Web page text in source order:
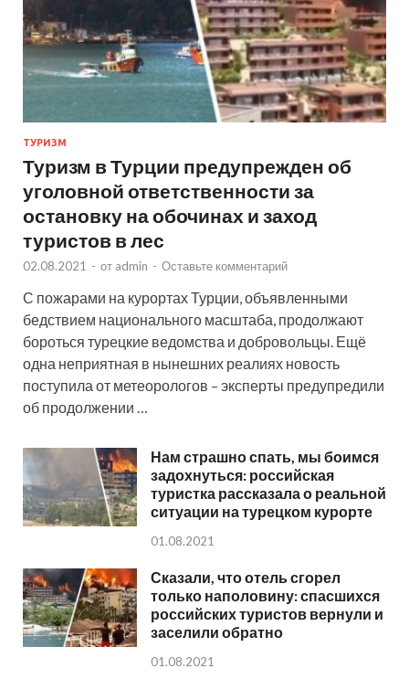
ТУРИЗМ
Туризм в Турции предупрежден об
уголовной ответственности за
остановку на обочинах и заход
туристов в лес
02.08.2021 - от admin - Оставьте комментарий
С пожарами на курортах Турции, объявленными
бедствием национального масштаба, продолжают
бороться турецкие ведомства и добровольцы. Ещё
одна неприятная в нынешних реалиях новость
поступила от метеорологов – эксперты предупредили
об продолжении …
Нам страшно спать, мы боимся
задохнуться: российская
туристка рассказала о реальной
ситуации на турецком курорте
01.08.2021
Сказали, что отель сгорел
только наполовину: спасшихся
российских туристов вернули и
заселили обратно
01.08.2021